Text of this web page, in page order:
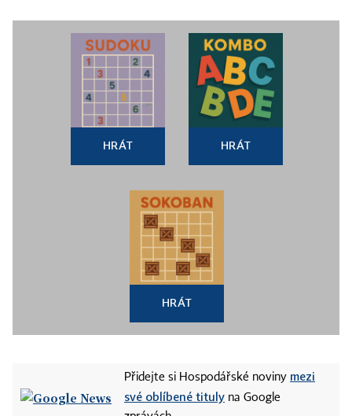
HRÁT HRÁT
HRÁT
Přidejte si Hospodářské noviny mezi
své oblíbené tituly na Google